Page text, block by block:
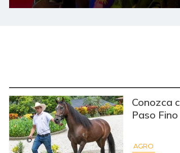
Conozca
Paso Fino
AGRO